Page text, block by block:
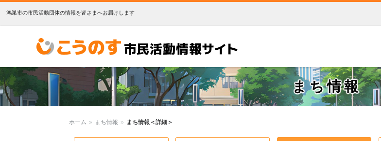
鴻巣市の市民活動団体の情報を皆さまへお届けします
こうのす市民活動情報サイト
まち情報
ホーム » まち情報 » まち情報＜詳細＞